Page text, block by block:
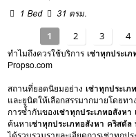
1 Bed
31 ตรม.
1 2 3 4
ทำไมถึงควรใช้บริการเช่าทุกประเ
Propso.com
สถานที่ยอดนิยมอย่างเช่าทุกประเ
และยูนิตให้เลือกสรรมากมายโดยท
การซ้ำกันของเช่าทุกประเภทอสังหา
ค้นหาเช่าทุกประเภทอสังหา คริสตั